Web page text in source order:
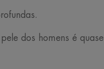
dos homens é quase